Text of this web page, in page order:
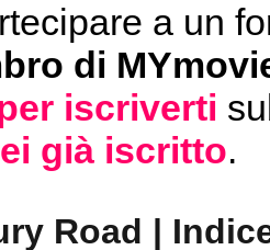
a un
di
iscriverti
già iscritto.
Road |